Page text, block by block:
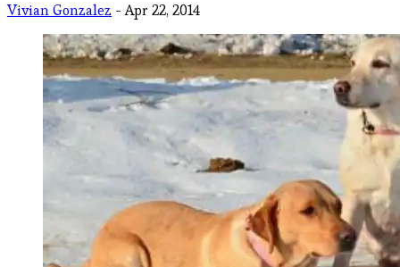
Vivian Gonzalez - Apr 22, 2014